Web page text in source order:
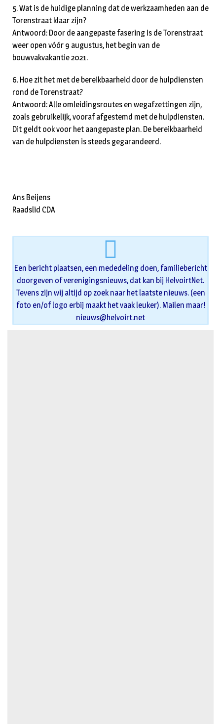
5. Wat is de huidige planning dat de werkzaamheden aan de
Torenstraat klaar zijn?
Antwoord: Door de aangepaste fasering is de Torenstraat
weer open vóór 9 augustus, het begin van de
bouwvakvakantie 2021.
6. Hoe zit het met de bereikbaarheid door de hulpdiensten
rond de Torenstraat?
Antwoord: Alle omleidingsroutes en wegafzettingen zijn,
zoals gebruikelijk, vooraf afgestemd met de hulpdiensten.
Dit geldt ook voor het aangepaste plan. De bereikbaarheid
van de hulpdiensten is steeds gegarandeerd.
Ans Beijens
Raadslid CDA
Een bericht plaatsen, een mededeling doen, familiebericht
doorgeven of verenigingsnieuws, dat kan bij HelvoirtNet.
Tevens zijn wij altijd op zoek naar het laatste nieuws. (een
foto en/of logo erbij maakt het vaak leuker). Mailen maar!
nieuws@helvoirt.net